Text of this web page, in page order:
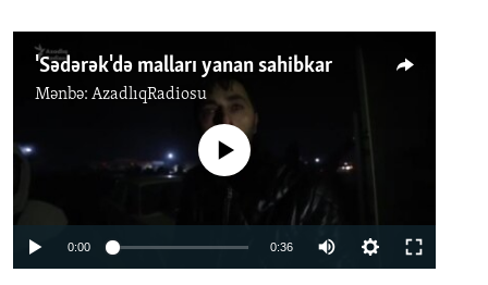
'Sədərək'də malları yanan sahibkar
Mənbə: AzadlıqRadiosu
No media source currently available
0:00 0:36